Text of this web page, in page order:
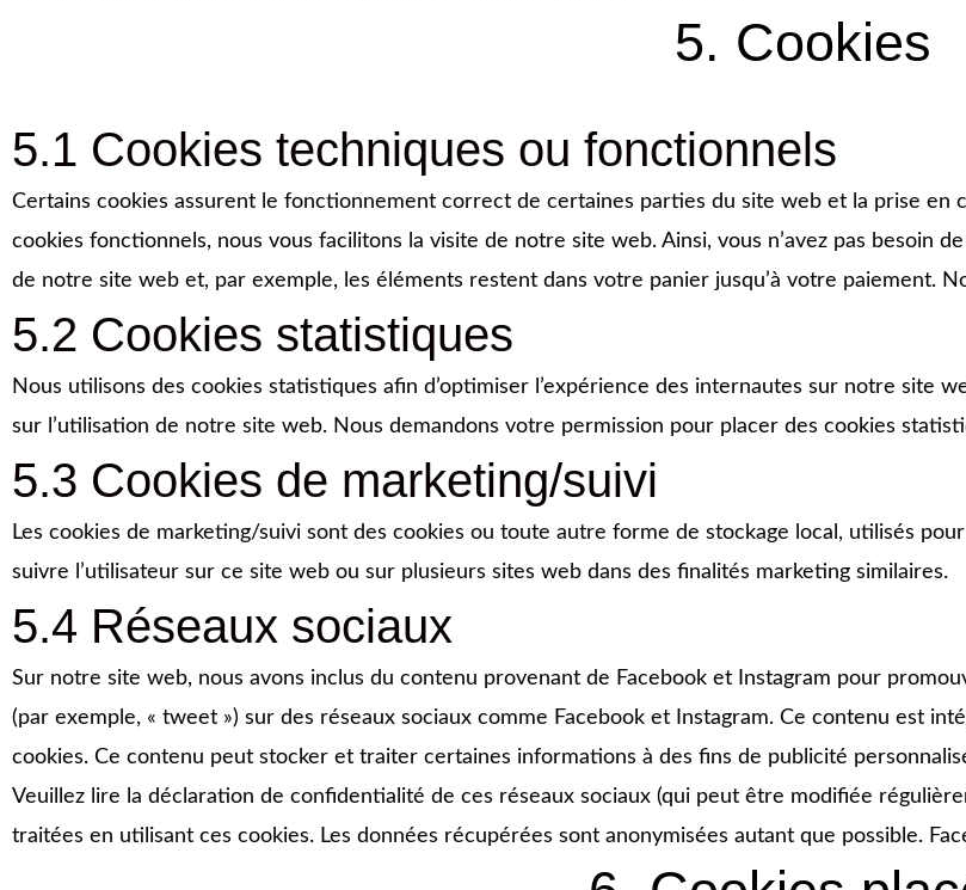
5. Cookies
5.1 Cookies techniques ou fonctionnels
Certains cookies assurent le fonctionnement correct de certaines parties du site web et la prise en
cookies fonctionnels, nous vous facilitons la visite de notre site web. Ainsi, vous n’avez pas besoin
de notre site web et, par exemple, les éléments restent dans votre panier jusqu’à votre paiement.
5.2 Cookies statistiques
Nous utilisons des cookies statistiques afin d’optimiser l’expérience des internautes sur notre site
sur l’utilisation de notre site web. Nous demandons votre permission pour placer des cookies
5.3 Cookies de marketing/suivi
Les cookies de marketing/suivi sont des cookies ou toute autre forme de stockage local, utilisés
suivre l’utilisateur sur ce site web ou sur plusieurs sites web dans des finalités marketing similaires.
5.4 Réseaux sociaux
Sur notre site web, nous avons inclus du contenu provenant de Facebook et Instagram pour
(par exemple, « tweet ») sur des réseaux sociaux comme Facebook et Instagram. Ce contenu est
cookies. Ce contenu peut stocker et traiter certaines informations à des fins de publicité
Veuillez lire la déclaration de confidentialité de ces réseaux sociaux (qui peut être modifiée
traitées en utilisant ces cookies. Les données récupérées sont anonymisées autant que possible.